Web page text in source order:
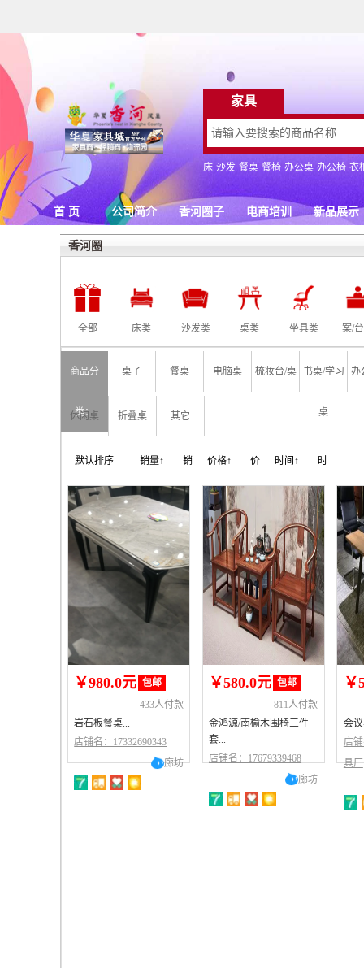
香河圈
全部 床类 沙发类 桌类 坐具类 案/
商品分
类：
桌子 餐桌 电脑桌 梳妆台/桌 书桌/学习
桌
办
休闲桌 折叠桌 其它
默认排序 销量↑ 销
量↓
价格↑ 价
格↓
时间↑ 时
间↓
￥980.0元 包邮
433人付款
岩石板餐桌...
店铺名：17332690343
廊坊
￥580.0元 包邮
811人付款
金鸿源/南榆木围椅三件
套...
店铺名：17679339468
廊坊
￥
会
店
具厂